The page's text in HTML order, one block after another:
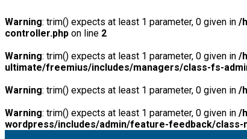
Warning: trim() expects at least 1 parameter, 0 given in /
controller.php on line 2
Warning: trim() expects at least 1 parameter, 0 given in /
ultimate/freemius/includes/managers/class-fs-
Warning: trim() expects at least 1 parameter, 0 given in /
Warning: trim() expects at least 1 parameter, 0 given in /
wordpress/includes/admin/feature-feedback/